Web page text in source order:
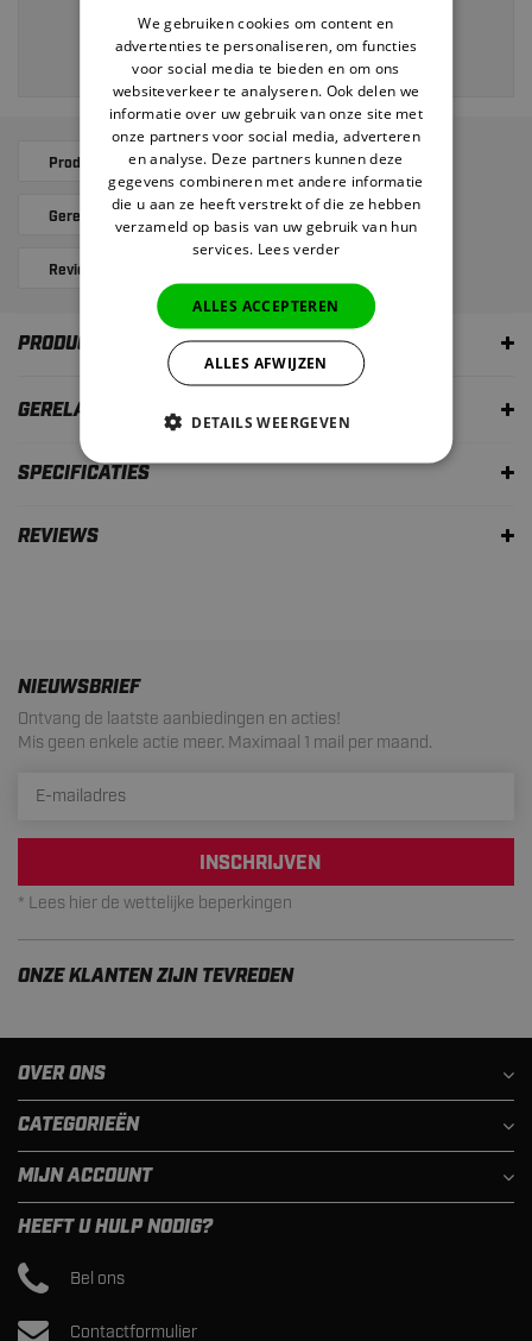
Veilig en eenvoudig betalen via:
Productomschrijving Specificaties
Gerelateerde producten
Reviews
PRODUCTOMSCHRIJVING
GERELATEERDE PRODUCTEN
SPECIFICATIES
REVIEWS
NIEUWSBRIEF
Ontvang de laatste aanbiedingen en acties!
Mis geen enkele actie meer. Maximaal 1 mail per maand.
INSCHRIJVEN
* Lees hier de wettelijke beperkingen
ONZE KLANTEN ZIJN TEVREDEN
OVER ONS
CATEGORIEËN
MIJN ACCOUNT
HEEFT U HULP NODIG?
Bel ons
Contactformulier
We gebruiken cookies om content en
advertenties te personaliseren, om functies
voor social media te bieden en om ons
websiteverkeer te analyseren. Ook delen we
informatie over uw gebruik van onze site met
onze partners voor social media, adverteren
en analyse. Deze partners kunnen deze
gegevens combineren met andere informatie
die u aan ze heeft verstrekt of die ze hebben
verzameld op basis van uw gebruik van hun
services. Lees verder
ALLES ACCEPTEREN
ALLES AFWIJZEN
DETAILS WEERGEVEN